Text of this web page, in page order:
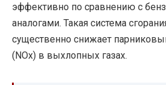
эффективно по сравнению с
аналогами. Такая система
существенно снижает
(NOx) в выхлопных газах.